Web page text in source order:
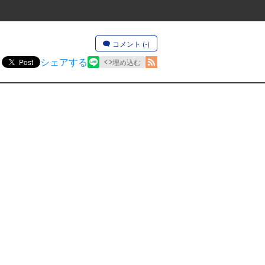
コメント (-)
Post シェアする 埋め込む